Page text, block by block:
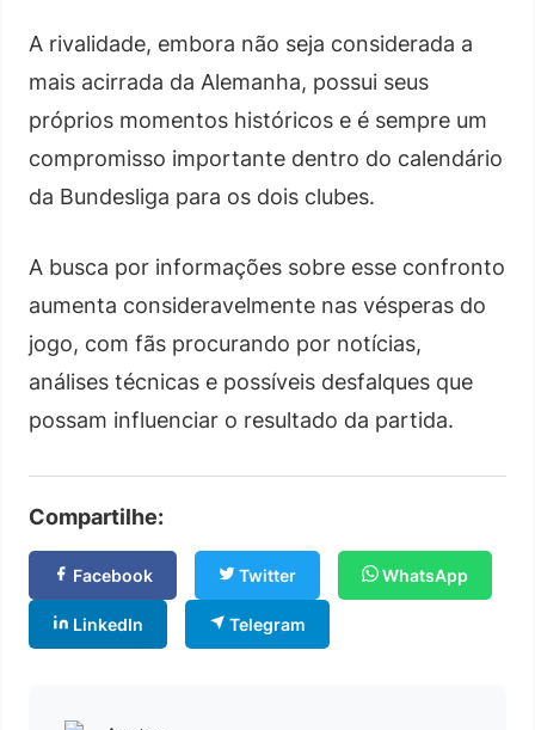
A rivalidade, embora não seja considerada a
mais acirrada da Alemanha, possui seus
próprios momentos históricos e é sempre um
compromisso importante dentro do calendário
da Bundesliga para os dois clubes.
A busca por informações sobre esse confronto
aumenta consideravelmente nas vésperas do
jogo, com fãs procurando por notícias,
análises técnicas e possíveis desfalques que
possam influenciar o resultado da partida.
Compartilhe:
Facebook Twitter WhatsApp
LinkedIn Telegram